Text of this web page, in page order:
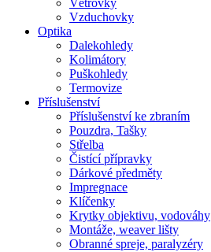
Větrovky
Vzduchovky
Optika
Dalekohledy
Kolimátory
Puškohledy
Termovize
Příslušenství
Příslušenství ke zbraním
Pouzdra, Tašky
Střelba
Čistící přípravky
Dárkové předměty
Impregnace
Klíčenky
Krytky objektivu, vodováhy
Montáže, weaver lišty
Obranné spreje, paralyzéry